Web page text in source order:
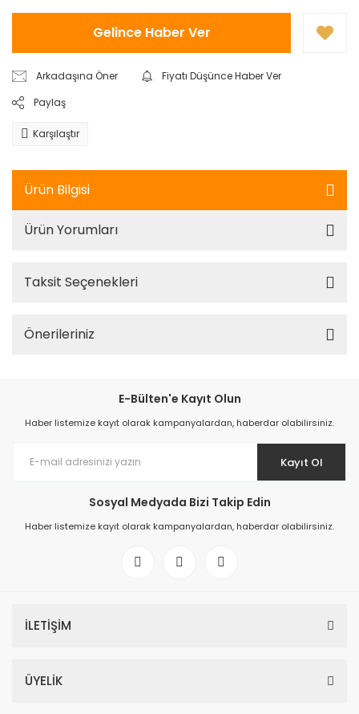
Gelince Haber Ver
Arkadaşına Öner
Fiyatı Düşünce Haber Ver
Paylaş
Karşılaştır
Ürün Bilgisi
Ürün Yorumları
Taksit Seçenekleri
Önerileriniz
E-Bülten'e Kayıt Olun
Haber listemize kayıt olarak kampanyalardan, haberdar olabilirsiniz.
Kayıt Ol
Sosyal Medyada Bizi Takip Edin
Haber listemize kayıt olarak kampanyalardan, haberdar olabilirsiniz.
İLETİŞİM
ÜYELİK